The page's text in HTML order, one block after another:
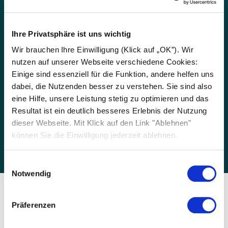
Ihre Privatsphäre ist uns wichtig
Wir brauchen Ihre Einwilligung (Klick auf „OK”). Wir
nutzen auf unserer Webseite verschiedene Cookies:
Einige sind essenziell für die Funktion, andere helfen uns
dabei, die Nutzenden besser zu verstehen. Sie sind also
eine Hilfe, unsere Leistung stetig zu optimieren und das
Resultat ist ein deutlich besseres Erlebnis der Nutzung
dieser Webseite. Mit Klick auf den Link "Ablehnen"
können Sie die Einwilligung jederzeit ablehnen.
Notwendig
Präferenzen
SOLARWATT Home app